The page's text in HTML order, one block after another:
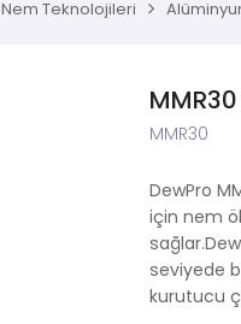
Nem Teknolojileri
MMR30
DewPro
için nem
seviyede
kurutucu